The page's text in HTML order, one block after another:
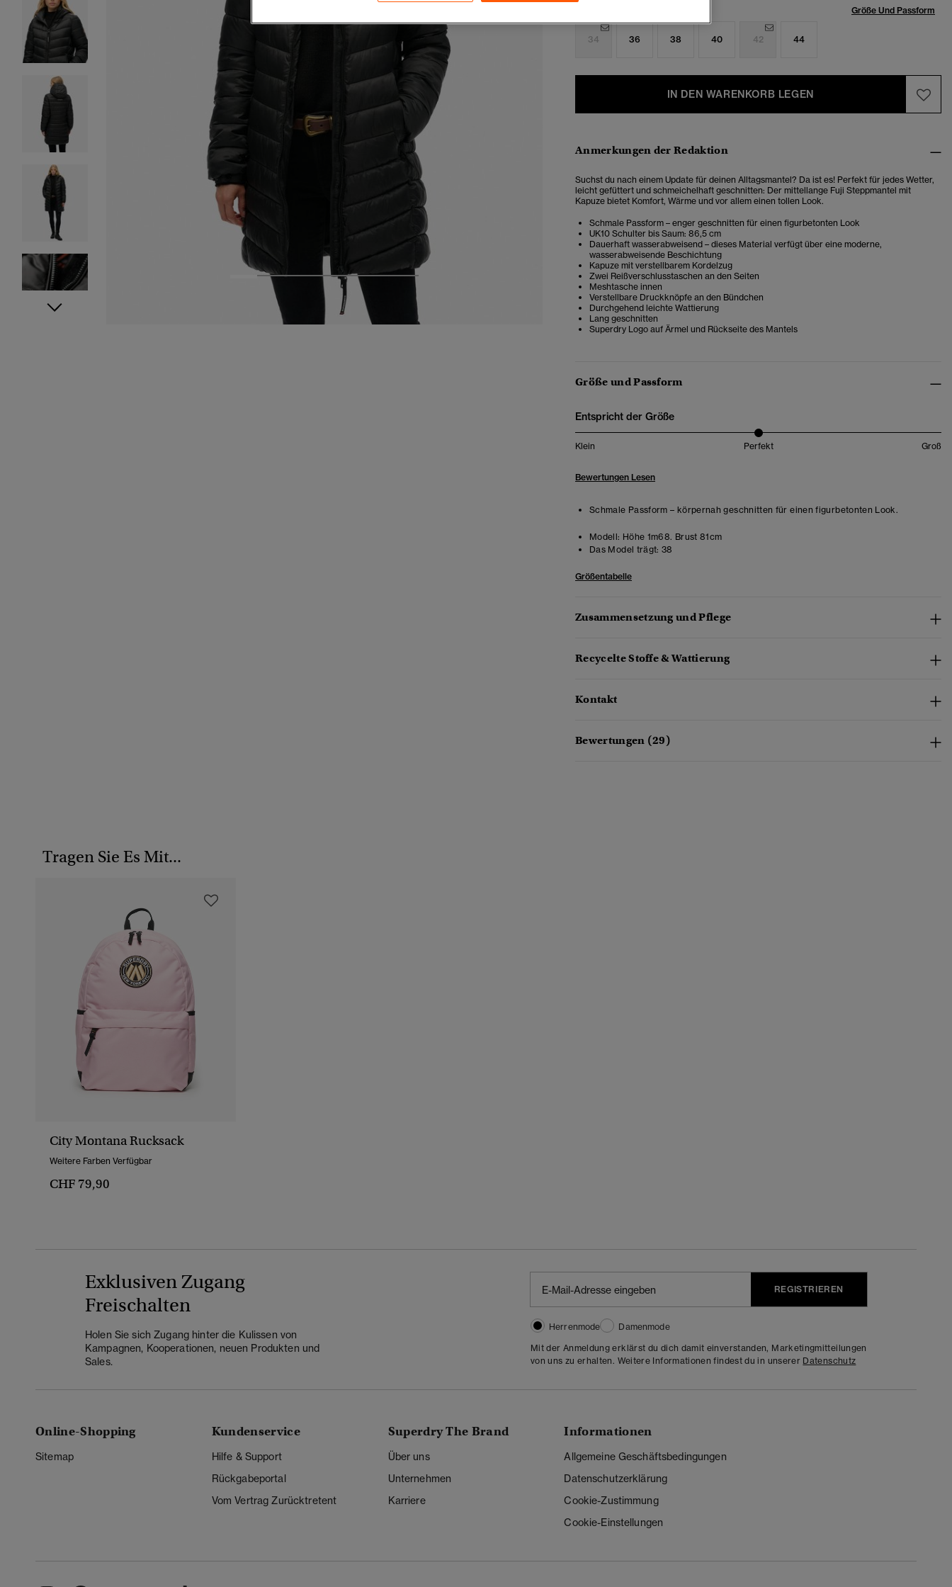
2 4
Größe Und Passform
34 36 38 40 42 44
IN DEN WARENKORB LEGEN
Anmerkungen der Redaktion
Suchst du nach einem Update für deinen Alltagsmantel? Da ist es! Perfekt für jedes Wetter,
leicht gefüttert und schmeichelhaft geschnitten: Der mittellange Fuji Steppmantel mit
Kapuze bietet Komfort, Wärme und vor allem einen tollen Look.
Schmale Passform – enger geschnitten für einen figurbetonten Look
UK10 Schulter bis Saum: 86,5 cm
Dauerhaft wasserabweisend – dieses Material verfügt über eine moderne,
wasserabweisende Beschichtung
Kapuze mit verstellbarem Kordelzug
Zwei Reißverschlusstaschen an den Seiten
Meshtasche innen
Verstellbare Druckknöpfe an den Bündchen
Durchgehend leichte Wattierung
Lang geschnitten
Superdry Logo auf Ärmel und Rückseite des Mantels
Größe und Passform
Entspricht der Größe
Klein Perfekt Groß
Bewertungen Lesen
Schmale Passform – körpernah geschnitten für einen figurbetonten Look.
Modell: Höhe 1m68. Brust 81cm
Das Model trägt: 38
Größentabelle
Zusammensetzung und Pflege
Recycelte Stoffe & Wattierung
Kontakt
Bewertungen (29)
Tragen Sie Es Mit...
City Montana Rucksack
Weitere Farben Verfügbar
CHF 79,90
Exklusiven Zugang
Freischalten
Holen Sie sich Zugang hinter die Kulissen von
Kampagnen, Kooperationen, neuen Produkten und
Sales.
REGISTRIEREN
Herrenmode
Damenmode
Mit der Anmeldung erklärst du dich damit einverstanden, Marketingmitteilungen
von uns zu erhalten. Weitere Informationen findest du in unserer Datenschutz
Online-Shopping
Sitemap
Kundenservice
Hilfe & Support
Rückgabeportal
Vom Vertrag Zurücktretent
Superdry The Brand
Über uns
Unternehmen
Karriere
Informationen
Allgemeine Geschäftsbedingungen
Datenschutzerklärung
Cookie-Zustimmung
Cookie-Einstellungen